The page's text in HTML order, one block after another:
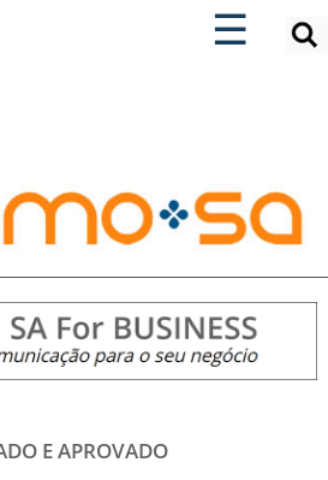
☰
×
SA FOR BUSINESS
NACIONAIS
INTERNACIONAIS
CITY BREAK
E MERCADO
EVENTOS
HOTELARIA
DICAS
×
SUA NOTÍCIA
E APROVADO